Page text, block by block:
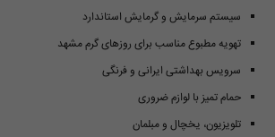
سیستم سرمایش و گرمایش استاندارد
تهویه مطبوع مناسب برای روزهای گرم مشهد
سرویس بهداشتی ایرانی و فرنگی
حمام تمیز با لوازم ضروری
تلویزیون، یخچال و مبلمان